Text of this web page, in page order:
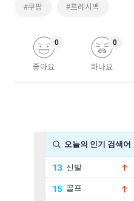
#쿠팡 #프레시백
좋아요
0
화나요
0